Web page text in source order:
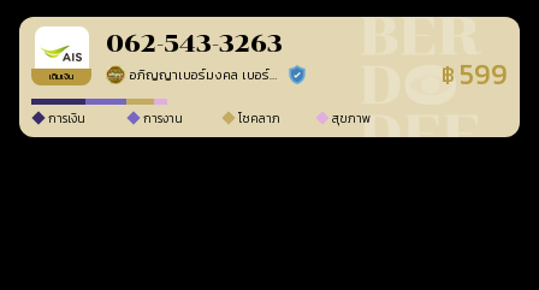
เติมเงิน
062-543-3263
อภิญญาเบอร์มงคล เบอร์สวยเลขศาสตร์ ร้านยืนยันแล้ว ฿ 599
การเงิน การงาน โชคลาภ สุขภาพ